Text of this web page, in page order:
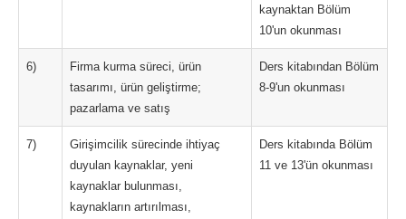
kaynaktan Bölüm
10'un okunması
6)
Firma kurma süreci, ürün
tasarımı, ürün geliştirme;
pazarlama ve satış
Ders kitabından Bölüm
8-9'un okunması
7)
Girişimcilik sürecinde ihtiyaç
duyulan kaynaklar, yeni
kaynaklar bulunması,
kaynakların artırılması,
Ders kitabında Bölüm
11 ve 13'ün okunması